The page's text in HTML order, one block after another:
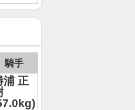
騎手
浦 正